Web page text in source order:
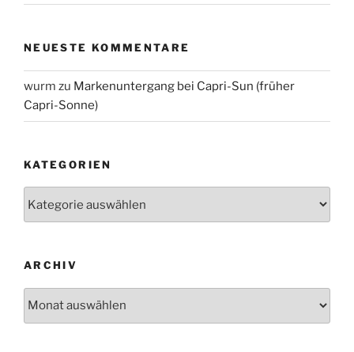
NEUESTE KOMMENTARE
wurm zu Markenuntergang bei Capri-Sun (früher
Capri-Sonne)
KATEGORIEN
ARCHIV